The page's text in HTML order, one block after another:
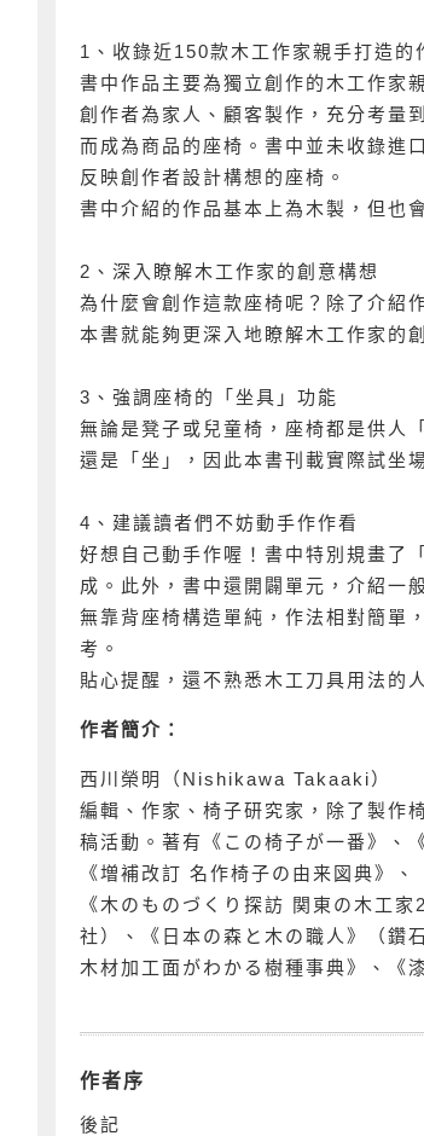
1、收錄近150款木工作家親手打造的
書中作品主要為獨立創作的木工作家
創作者為家人、顧客製作，充分考量
而成為商品的座椅。書中並未收錄進
反映創作者設計構想的座椅。
書中介紹的作品基本上為木製，但也
2、深入瞭解木工作家的創意構想
為什麼會創作這款座椅呢？除了介紹
本書就能夠更深入地瞭解木工作家的
3、強調座椅的「坐具」功能
無論是凳子或兒童椅，座椅都是供人
還是「坐」，因此本書刊載實際試坐
4、建議讀者們不妨動手作作看
好想自己動手作喔！書中特別規畫了
成。此外，書中還開闢單元，介紹一
無靠背座椅構造單純，作法相對簡單
考。
貼心提醒，還不熟悉木工刀具用法的
作者簡介：
西川榮明（Nishikawa Takaaki）
編輯、作家、椅子研究家，除了製作
稿活動。著有《この椅子が一番》、
《増補改訂 名作椅子の由来図典》
《木のものづくり探訪 関東の木工
社）、《日本の森と木の職人》（鑽
木材加工面がわかる樹種事典》、《
作者序
後記